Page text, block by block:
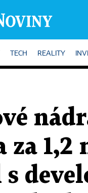
TECH REALITY
za
s